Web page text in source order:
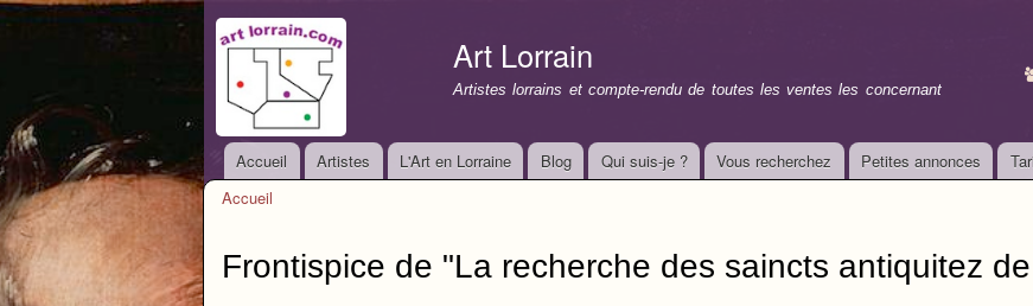
Art Lorrain
Artistes lorrains et compte-rendu de toutes les ventes les concernant
Menu principal
Accueil Artistes L'Art en Lorraine Blog Qui suis-je ? Vous recherchez Petites annonces
Accueil
Frontispice de "La recherche des saincts antiquitez